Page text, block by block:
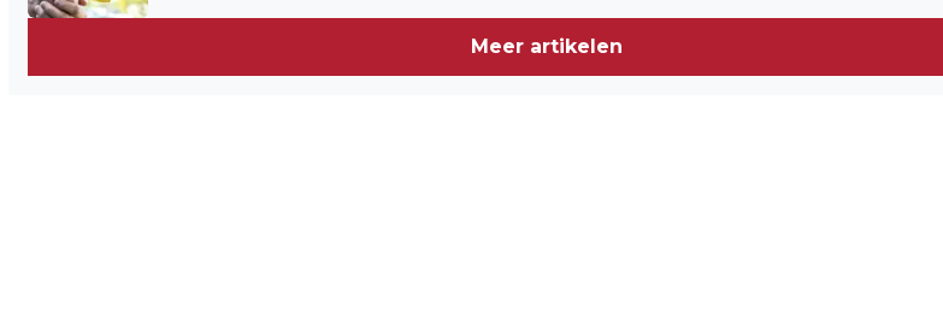
Meer artikelen